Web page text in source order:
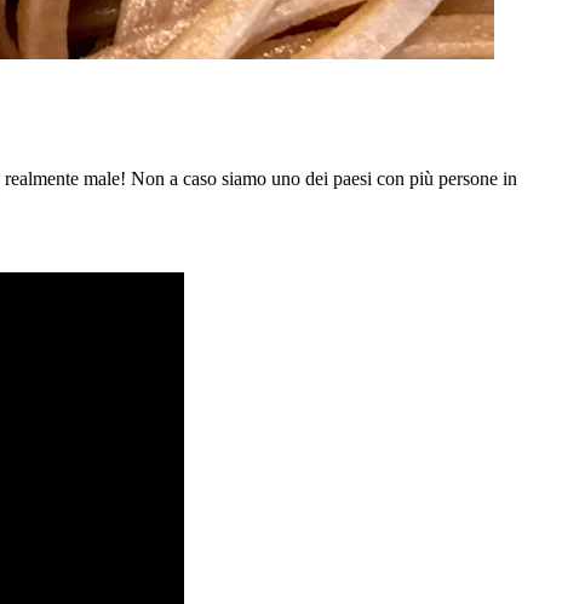
male! Non a caso siamo uno dei paesi con più persone in